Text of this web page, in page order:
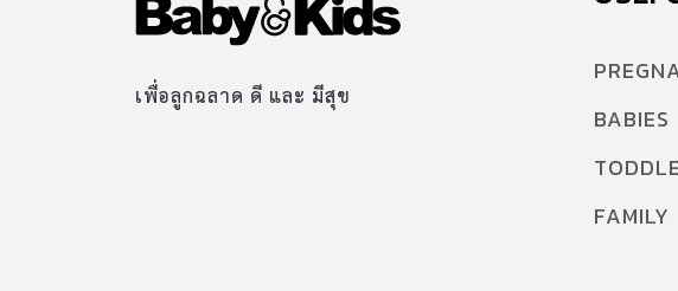
เพื่อลูกฉลาด ดี และ มีสุข
BABIES
FAMILY